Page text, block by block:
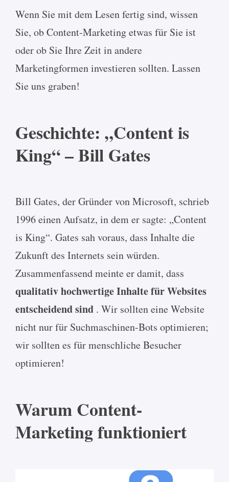
Wenn Sie mit dem Lesen fertig sind, wissen
Sie, ob Content-Marketing etwas für Sie ist
oder ob Sie Ihre Zeit in andere
Marketingformen investieren sollten. Lassen
Sie uns graben!
Geschichte: „Content is
King“ – Bill Gates
Bill Gates, der Gründer von Microsoft, schrieb
1996 einen Aufsatz, in dem er sagte: „Content
is King“. Gates sah voraus, dass Inhalte die
Zukunft des Internets sein würden.
Zusammenfassend meinte er damit, dass
qualitativ hochwertige Inhalte für Websites
entscheidend sind . Wir sollten eine Website
nicht nur für Suchmaschinen-Bots optimieren;
wir sollten es für menschliche Besucher
optimieren!
Warum Content-
Marketing funktioniert